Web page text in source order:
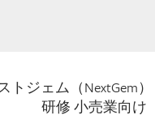
トジェム（NextGem
研修 小売業向け